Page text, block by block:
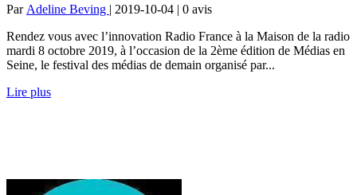
Par Adeline Beving | 2019-10-04 | 0 avis
Rendez vous avec l’innovation Radio France à la Maison de la radio
mardi 8 octobre 2019, à l’occasion de la 2ème édition de Médias en
Seine, le festival des médias de demain organisé par...
Lire plus